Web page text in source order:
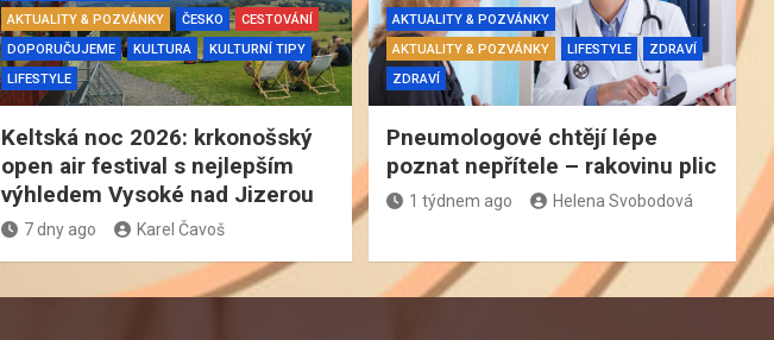
AKTUALITY & POZVÁNKY
ČESKO
CESTOVÁNÍ
DOPORUČUJEME
KULTURA
KULTURNÍ TIPY
LIFESTYLE
Keltská noc 2026: krkonošský
open air festival s nejlepším
výhledem Vysoké nad Jizerou
7 dny ago Karel Čavoš
AKTUALITY & POZVÁNKY
AKTUALITY & POZVÁNKY
LIFESTYLE
ZDRAVÍ
ZDRAVÍ
Pneumologové chtějí lépe
poznat nepřítele – rakovinu plic
1 týdnem ago Helena Svobodová